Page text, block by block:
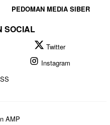
PEDOMAN MEDIA SIBER
SOCIAL
Twitter
Instagram
AMP